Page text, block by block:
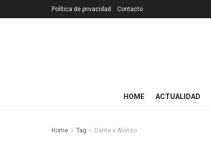
Política de privacidad Contacto
HOME ACTUALIDAD
Home Tag Dante x Alonso